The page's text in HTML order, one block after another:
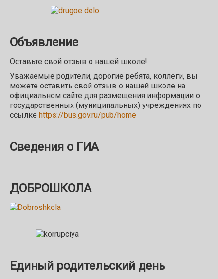
Объявление
Оставьте свой отзыв о нашей школе!
Уважаемые родители, дорогие ребята, коллеги, вы
можете оставить свой отзыв о нашей школе на
официальном сайте для размещения информации о
государственных (муниципальных) учреждениях по
ссылке https://bus.gov.ru/pub/home
Сведения о ГИА
ДОБРОШКОЛА
Единый родительский день